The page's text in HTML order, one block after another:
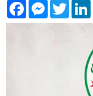
Facebook